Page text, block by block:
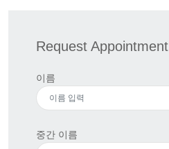
Request Appointment
이름
중간 이름